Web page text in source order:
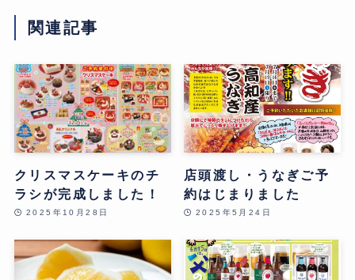
関連記事
クリスマスケーキのチ
ラシが完成しました！
2025年10月28日
店頭渡し・うなぎご予
約はじまりました
2025年5月24日